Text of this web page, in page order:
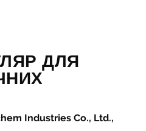
ДЛЯ
Industries Co., Ltd.,